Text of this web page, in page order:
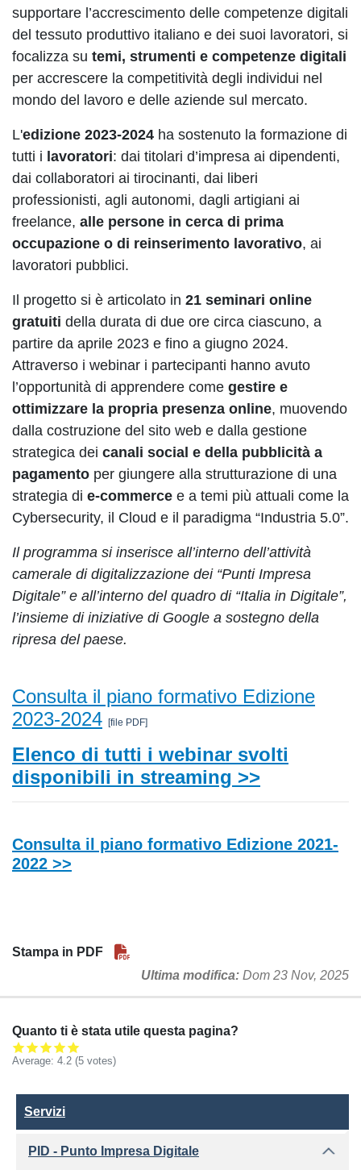
supportare l’accrescimento delle competenze digitali
del tessuto produttivo italiano e dei suoi lavoratori, si
focalizza su temi, strumenti e competenze digitali
per accrescere la competitività degli individui nel
mondo del lavoro e delle aziende sul mercato.
L'edizione 2023-2024 ha sostenuto la formazione di
tutti i lavoratori: dai titolari d’impresa ai dipendenti,
dai collaboratori ai tirocinanti, dai liberi
professionisti, agli autonomi, dagli artigiani ai
freelance, alle persone in cerca di prima
occupazione o di reinserimento lavorativo, ai
lavoratori pubblici.
Il progetto si è articolato in 21 seminari online
gratuiti della durata di due ore circa ciascuno, a
partire da aprile 2023 e fino a giugno 2024.
Attraverso i webinar i partecipanti hanno avuto
l’opportunità di apprendere come gestire e
ottimizzare la propria presenza online, muovendo
dalla costruzione del sito web e dalla gestione
strategica dei canali social e della pubblicità a
pagamento per giungere alla strutturazione di una
strategia di e-commerce e a temi più attuali come la
Cybersecurity, il Cloud e il paradigma “Industria 5.0”.
Il programma si inserisce all’interno dell’attività
camerale di digitalizzazione dei “Punti Impresa
Digitale” e all’interno del quadro di “Italia in Digitale”,
l’insieme di iniziative di Google a sostegno della
ripresa del paese.
Consulta il piano formativo Edizione
2023-2024
[file PDF]
Elenco di tutti i webinar svolti
disponibili in streaming >>
Consulta il piano formativo Edizione 2021-
2022 >>
Stampa in PDF
Ultima modifica Dom 23 Nov, 2025
Quanto ti è stata utile questa pagina?
Average: 4.2 (5 votes)
Servizi
Servizi
PID - Punto Impresa Digitale